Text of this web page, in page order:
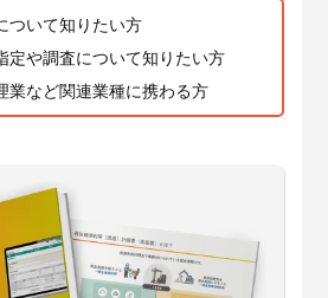
ついて知りたい方
定や調査について知りたい方
業など関連業種に携わる方